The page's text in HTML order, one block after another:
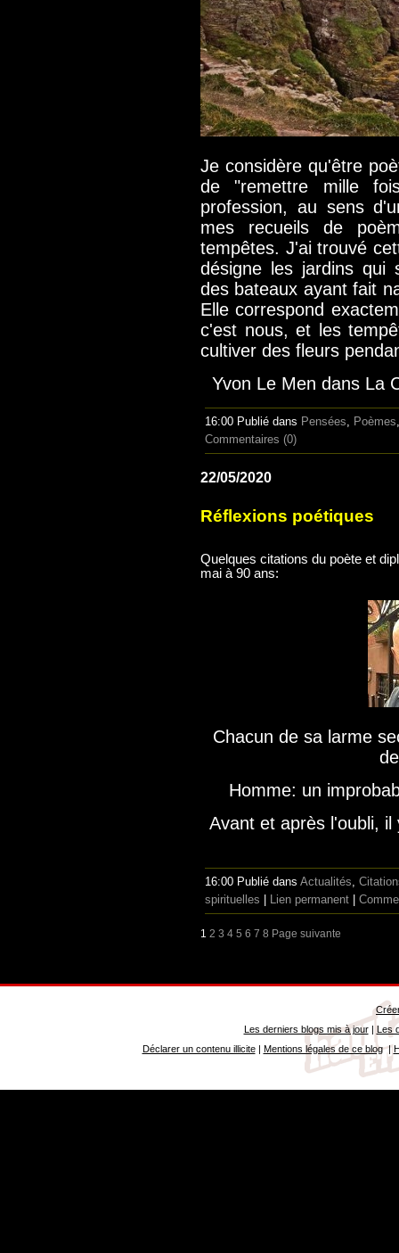
Je considère qu'être
de "remettre mille
profession, au sens
mes recueils de
tempêtes. J'ai trouvé
désigne les jardins qui
des bateaux ayant fait
Elle correspond
c'est nous, et les
cultiver des fleurs
Yvon Le Men dans La
16:00 Publié dans Pensées Poèmes
Commentaires (0)
22/05/2020
Réflexions poétiques
Quelques citations du poète et
mai à 90 ans:
Chacun de sa larme
Homme: un
Avant et après l'oubli,
16:00 Publié dans Actualités,
spirituelles
Lien permanent
1 2 3 4 5 6 7 8 Page suivante
Les derniers blogs mis à jour| Les
Déclarer un contenu illicite| Mentions légales de ce blog|